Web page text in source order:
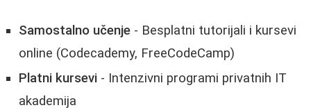
Samostalno učenje - Besplatni tutorijali i kursevi
online (Codecademy, FreeCodeCamp)
Platni kursevi - Intenzivni programi privatnih IT
akademija